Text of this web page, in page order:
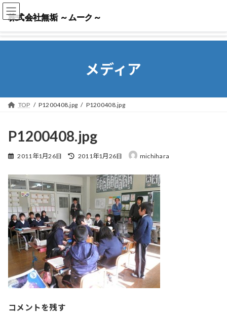
株式会社無垢 ～ムーク～
株式会社無垢 ～ムーク～
メディア
TOP P1200408.jpg P1200408.jpg
P1200408.jpg
2011年1月26日
最
日
時
:
2011年1月26日 michihara
コメントを残す